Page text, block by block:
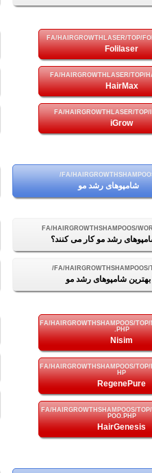
Folilaser
HairMax
iGrow
شامپوهای رشد مو
رشد مو کار می کنند؟
بهترین شامپوهای رشد مو
Nisim
RegenePure
HairGenesis